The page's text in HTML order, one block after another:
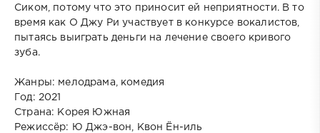
Сиком, потому что это приносит ей неприятности. В то
время как О Джу Ри участвует в конкурсе вокалистов,
пытаясь выиграть деньги на лечение своего кривого
зуба.
Жанры: мелодрама, комедия
Год: 2021
Страна: Корея Южная
Режиссёр: Ю Джэ-вон, Квон Ён-иль